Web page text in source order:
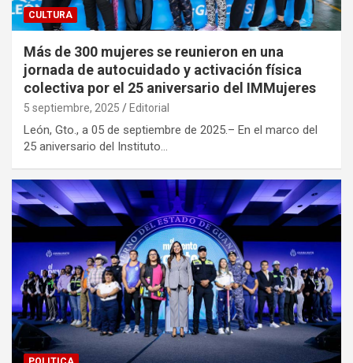
CULTURA
Más de 300 mujeres se reunieron en una
jornada de autocuidado y activación física
colectiva por el 25 aniversario del IMMujeres
5 septiembre, 2025 Editorial
León, Gto., a 05 de septiembre de 2025.– En el marco del
25 aniversario del Instituto…